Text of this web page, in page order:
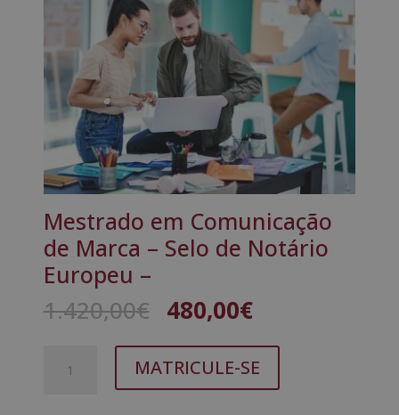
Mestrado em Comunicação
de Marca – Selo de Notário
Europeu –
1.420,00€ O
preço
original
era:
1.420,00€.
480,00€O
preço
atual
é:
480,00€.
MATRICULE-SE